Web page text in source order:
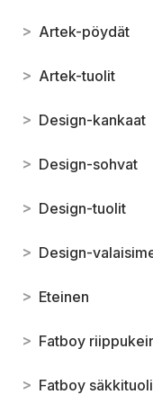
> Artek-pöydät
> Artek-tuolit
> Design-kankaat
> Design-sohvat
> Design-tuolit
> Design-
> Eteinen
> Fatboy
> Fatboy säkkituoli